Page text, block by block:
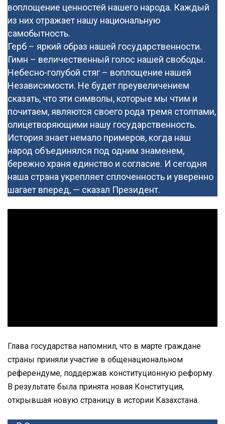
воплощение ценностей нашего народа. Каждый
из них отражает нашу национальную
самобытность.
Герб – яркий образ нашей государственности.
Гимн – величественный голос нашей свободы.
Небесно-голубой стяг – воплощение нашей
Независимости. Не будет преувеличением
сказать, что эти символы, которые мы чтим и
почитаем, являются своего рода тремя столпами,
олицетворяющими нашу государственность.
История знает немало примеров, когда наш
народ объединялся под одним знаменем,
бережно храня единство и согласие. И сегодня
наша страна укрепляет сплоченность и уверенно
шагает вперед, — сказал Президент.
Глава государства напомнил, что в марте граждане
страны приняли участие в общенациональном
референдуме, поддержав конституционную реформу.
В результате была принята новая Конституция,
открывшая новую страницу в истории Казахстана.